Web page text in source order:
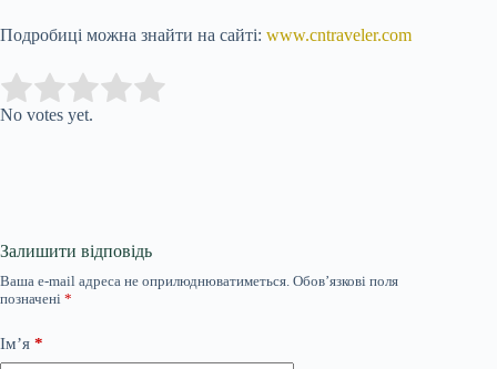
Подробиці можна знайти на сайті: www.cntraveler.com
Rate this item:
No votes yet.
Залишити відповідь
Ваша e-mail адреса не оприлюднюватиметься. Обов’язкові поля
позначені *
Ім’я *